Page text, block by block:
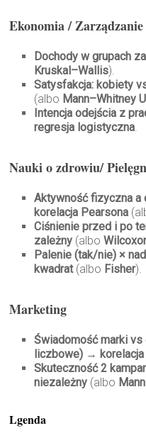
Ekonomia / Zarządzanie
Dochody w grupach
Kruskal–Wallis).
Satysfakcja: kobiety
(albo Mann–Whitney U
Intencja odejścia z
regresja logistyczna.
Nauki o zdrowiu/
Aktywność fizyczna
korelacja Pearsona
Ciśnienie przed i po
zależny (albo
Palenie (tak/nie) ×
kwadrat(albo Fisher).
Marketing
Świadomość marki
liczbowe) →
Skuteczność 2
niezależny (albo
Lgenda